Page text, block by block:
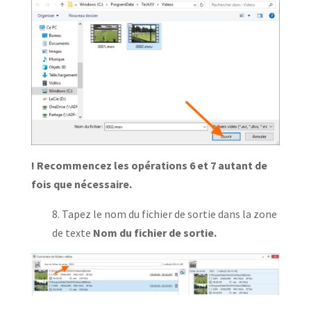
! Recommencez les opérations 6 et 7 autant de
fois que nécessaire.
8. Tapez le nom du fichier de sortie dans la zone
de texte Nom du fichier de sortie.